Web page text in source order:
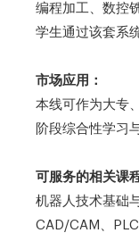
编程加工、数控
学生通过该套系
市场应用：
本线可作为大专
阶段综合性学习
可服务的相关课
机器人技术基础
CAD/CAM、